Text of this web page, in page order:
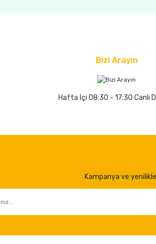
Bizi Arayın
Hafta İçi 08:30 - 17:30 Canlı
Kampanya ve